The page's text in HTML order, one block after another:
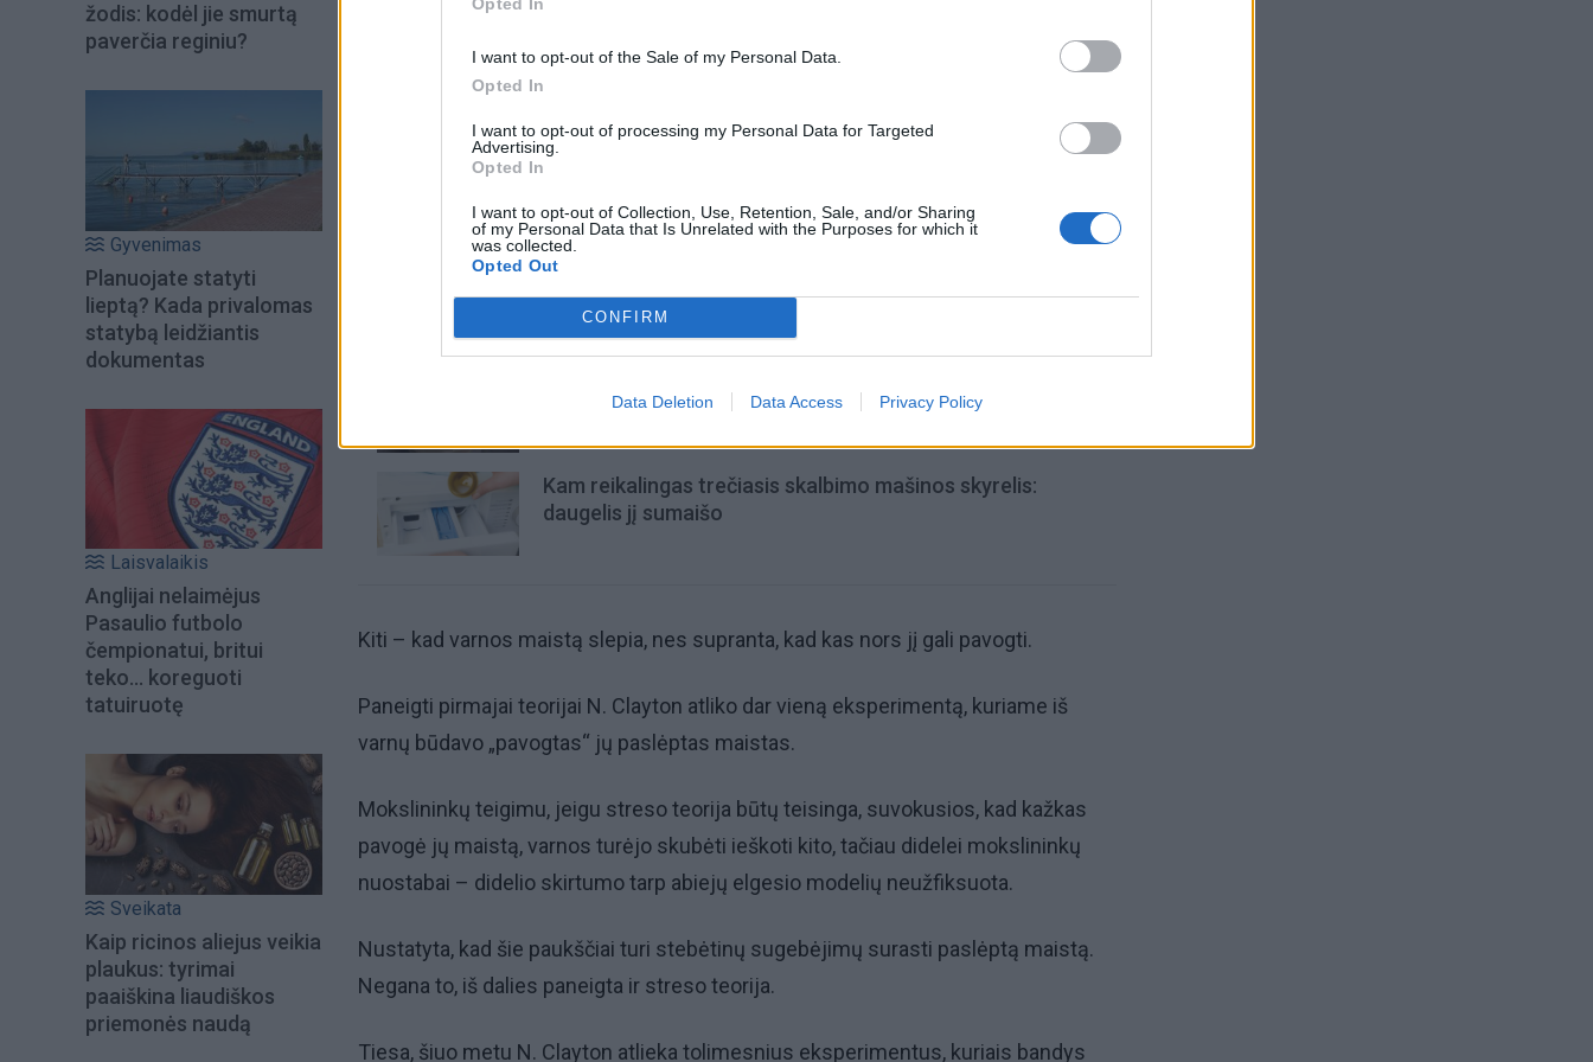
I want to opt-out of the Sale of my Personal Data.
Opted In
I want to opt-out of processing my Personal Data for Targeted
Advertising.
Opted In
I want to opt-out of Collection, Use, Retention, Sale, and/or Sharing
of my Personal Data that Is Unrelated with the Purposes for which it
was collected.
Opted Out
CONFIRM
Data Deletion Data Access Privacy Policy
žodis: kodėl jie smurtą
paverčia reginiu?
Gyvenimas
Planuojate statyti
lieptą? Kada privalomas
statybą leidžiantis
dokumentas
Laisvalaikis
Anglijai nelaimėjus
Pasaulio futbolo
čempionatui, britui
teko... koreguoti
tatuiruotę
Sveikata
Kaip ricinos aliejus veikia
plaukus: tyrimai
paaiškina liaudiškos
priemonės naudą
Šiuo metu skaitomiausi
artimiausiu metu
Kam reikalingas trečiasis skalbimo mašinos skyrelis:
daugelis jį sumaišo
Kiti – kad varnos maistą slepia, nes supranta, kad kas nors jį gali pavogti.
Paneigti pirmajai teorijai N. Clayton atliko dar vieną eksperimentą, kuriame iš
varnų būdavo „pavogtas“ jų paslėptas maistas.
Mokslininkų teigimu, jeigu streso teorija būtų teisinga, suvokusios, kad kažkas
pavogė jų maistą, varnos turėjo skubėti ieškoti kito, tačiau didelei mokslininkų
nuostabai – didelio skirtumo tarp abiejų elgesio modelių neužfiksuota.
Nustatyta, kad šie paukščiai turi stebėtinų sugebėjimų surasti paslėptą maistą.
Negana to, iš dalies paneigta ir streso teorija.
Tiesa, šiuo metu N. Clayton atlieka tolimesnius eksperimentus, kuriais bandys